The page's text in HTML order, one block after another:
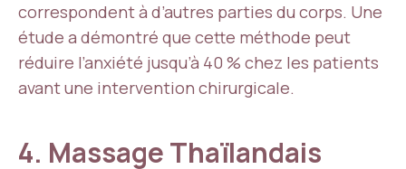
correspondent à d’autres parties du corps. Une
étude a démontré que cette méthode peut
réduire l’anxiété jusqu’à 40 % chez les patients
avant une intervention chirurgicale.
4. Massage Thaïlandais